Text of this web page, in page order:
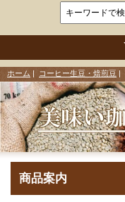
ホーム コーヒー生豆・焙煎豆 |
商品案内